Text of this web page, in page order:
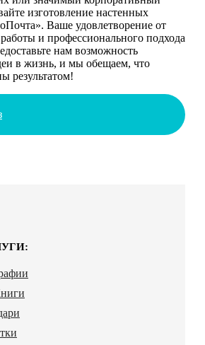
изготовление настенных
Ваше удовлетворение от
работы и профессионального подхода
нам возможность
в жизнь, и мы обещаем, что
результатом!